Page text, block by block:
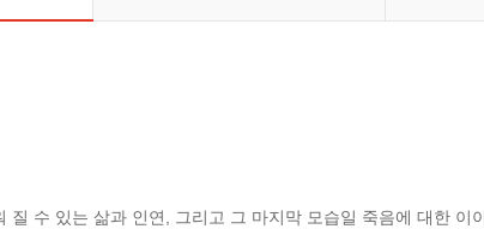
질 수 있는 삶과 인연, 그리고 그 마지막 모습일 죽음에 대한